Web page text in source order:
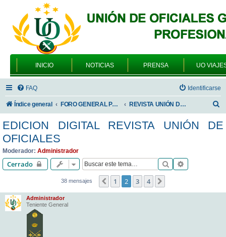
INICIO NOTICIAS PRENSA UO
FAQ Identificarse
Índice general FORO GENERAL PARA TODOS LOS USUARIOS REVISTA UNIÓN DE OFICIALES
s
EDICION DIGITAL REVISTA UNIÓN DE
OFICIALES
Moderador: Administrador
Cerrado Buscar
38 mensajes Anterior
1 2 3 4
Administrador
Teniente General